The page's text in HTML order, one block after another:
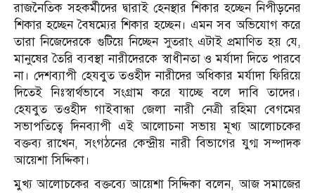
রাজনৈতিক সহকর্মীদের দ্বারাই হেনস্থার শিকার হচ্ছেন নিপীড়নের
শিকার হচ্ছেন বৈষম্যের শিকার হচ্ছেন। এমন সব অভিযোগ করে
তারা নিজেদেরকে গুটিয়ে নিচ্ছেন সুতরাং এটাই প্রমাণিত হয় যে,
মানুষের তৈরি ব্যবস্থা নারীদেরকে স্বাধীনতা ও মর্যাদা দিতে পারবে
না। দেশব্যাপী হেযবুত তওহীদ নারীদের অধিকার মর্যাদা ফিরিয়ে
দিতেই নিঃস্বার্থভাবে সংগ্রাম করে যাচ্ছে বলে দাবি তাদের।
হেযবুত তওহীদ গাইবান্ধা জেলা নারী নেত্রী রহিমা বেগমের
সভাপতিত্বে দিনব্যাপী এই আলোচনা সভায় মূখ্য আলোচকের
বক্তব্য রাখেন, সংগঠনের কেন্দ্রীয় নারী বিভাগের যুগ্ম সম্পাদক
আয়েশা সিদ্দিকা।
মুখ্য আলোচকের বক্তব্যে আয়েশা সিদ্দিকা বলেন, আজ সমাজের